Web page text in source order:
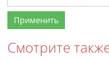
Смотрите